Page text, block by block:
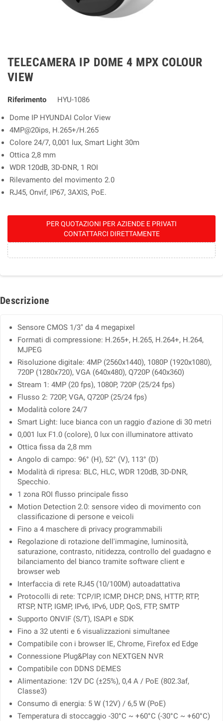
TELECAMERA IP DOME 4 MPX COLOUR
VIEW
Riferimento
HYU-1086
Dome IP HYUNDAI Color View
4MP@20ips, H.265+/H.265
Colore 24/7, 0,001 lux, Smart Light 30m
Ottica 2,8 mm
WDR 120dB, 3D-DNR, 1 ROI
Rilevamento del movimento 2.0
RJ45, Onvif, IP67, 3AXIS, PoE.
PER QUOTAZIONI PER AZIENDE E PRIVATI
CONTATTARCI DIRETTAMENTE
Descrizione
Sensore CMOS 1/3" da 4 megapixel
Formati di compressione: H.265+, H.265, H.264+, H.264,
MJPEG
Risoluzione digitale: 4MP (2560x1440), 1080P (1920x1080),
720P (1280x720), VGA (640x480), Q720P (640x360)
Stream 1: 4MP (20 fps), 1080P, 720P (25/24 fps)
Flusso 2: 720P, VGA, Q720P (25/24 fps)
Modalità colore 24/7
Smart Light: luce bianca con un raggio d'azione di 30 metri
0,001 lux F1.0 (colore), 0 lux con illuminatore attivato
Ottica fissa da 2,8 mm
Angolo di campo: 96° (H), 52° (V), 113° (D)
Modalità di ripresa: BLC, HLC, WDR 120dB, 3D-DNR,
Specchio.
1 zona ROI flusso principale fisso
Motion Detection 2.0: sensore video di movimento con
classificazione di persone e veicoli
Fino a 4 maschere di privacy programmabili
Regolazione di rotazione dell'immagine, luminosità,
saturazione, contrasto, nitidezza, controllo del guadagno e
bilanciamento del bianco tramite software client e
browser web
Interfaccia di rete RJ45 (10/100M) autoadattativa
Protocolli di rete: TCP/IP, ICMP, DHCP, DNS, HTTP, RTP,
RTSP, NTP, IGMP, IPv6, IPv6, UDP, QoS, FTP, SMTP
Supporto ONVIF (S/T), ISAPI e SDK
Fino a 32 utenti e 6 visualizzazioni simultanee
Compatibile con i browser IE, Chrome, Firefox ed Edge
Connessione Plug&Play con NEXTGEN NVR
Compatibile con DDNS DEMES
Alimentazione: 12V DC (±25%), 0,4 A / PoE (802.3af,
Classe3)
Consumo di energia: 5 W (12V) / 6,5 W (PoE)
Temperatura di stoccaggio -30°C ~ +60°C (-30°C ~ +60°C)